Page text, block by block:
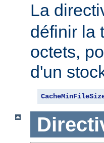
La
définir la
octets,
d'un